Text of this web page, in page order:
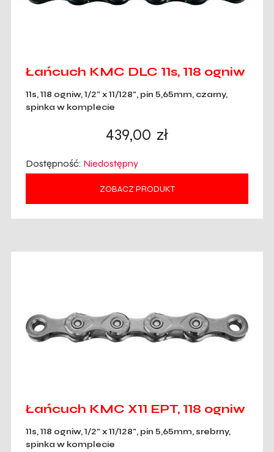
Łańcuch KMC DLC 11s, 118 ogniw
11s, 118 ogniw, 1/2" x 11/128", pin 5,65mm, czarny,
spinka w komplecie
439,00 zł
Dostępność: Niedostępny
ZOBACZ PRODUKT
Łańcuch KMC X11 EPT, 118 ogniw
11s, 118 ogniw, 1/2" x 11/128", pin 5,65mm, srebrny,
spinka w komplecie